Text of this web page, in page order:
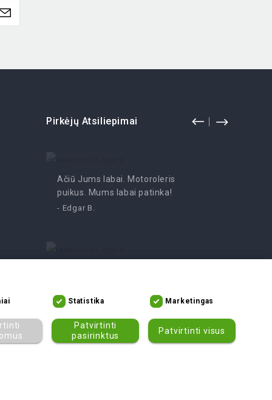
Pirkėjų Atsiliepimai
Ačiū Jums labai. Motoroleris
puikus. Mums labai patinka!
- Edgar B.
tikrai!
- Asta V.
Statistika Marketingas
Patvirtinti
pasirinktus
Patvirtinti visus